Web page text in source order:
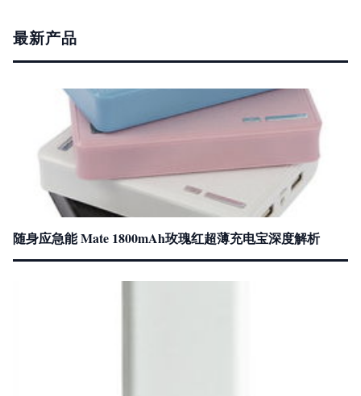
最新产品
随身应急能 Mate 1800mAh玫瑰红超薄充电宝深度解析